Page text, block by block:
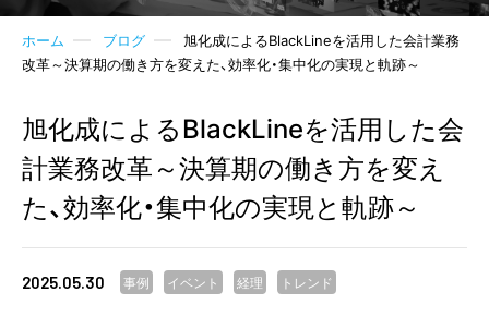
ホーム ブログ
旭化成によるBlackLineを活用した会計業務
改革～決算期の働き方を変えた、効率化・集中化の実現と軌跡～
旭化成によるBlackLineを活用した会
計業務改革～決算期の働き方を変え
た、効率化・集中化の実現と軌跡～
2025.05.30 事例 イベント 経理 トレンド